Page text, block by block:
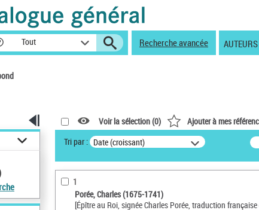
Tout Recherche avancée
Voir la sélection (0) Ajouter à mes
Tri par : Date (croissant)
1
Porée, Charles (1675-1741)
[Épître au Roi, signée Charles Porée, traduction